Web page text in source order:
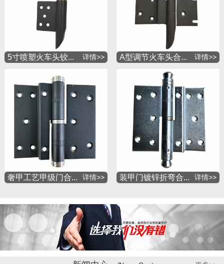
5寸喷塑火车头铰... 详情>> A型调节火车头合... 详情>>
奢甲工艺甲级门合... 详情>> 装甲门镀锌折弯合... 详情>>